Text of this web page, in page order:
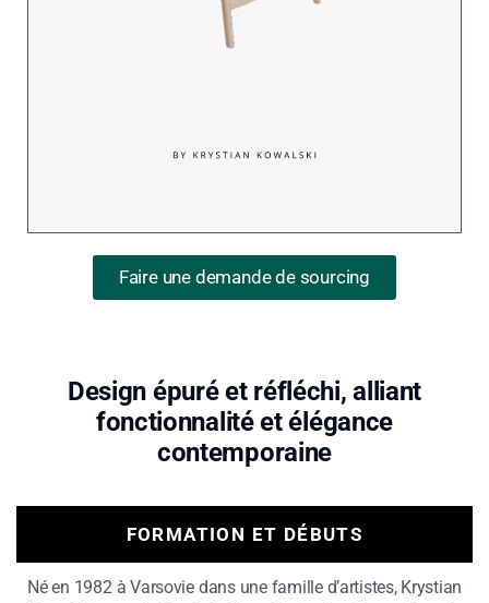
Faire une demande de sourcing
Design épuré et réfléchi, alliant
fonctionnalité et élégance
contemporaine
FORMATION ET DÉBUTS
Né en 1982 à Varsovie dans une famille d’artistes, Krystian